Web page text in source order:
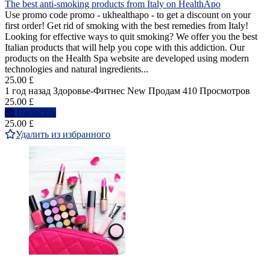
The best anti-smoking products from Italy on HealthApo
Use promo code promo - ukhealthapo - to get a discount on your
first order! Get rid of smoking with the best remedies from Italy!
Looking for effective ways to quit smoking? We offer you the best
Italian products that will help you cope with this addiction. Our
products on the Health Spa website are developed using modern
technologies and natural ingredients...
25.00 £
1 год назад Здоровье-Фитнес New Продам 410 Просмотров
25.00 £
Написать
25.00 £
Удалить из избранного